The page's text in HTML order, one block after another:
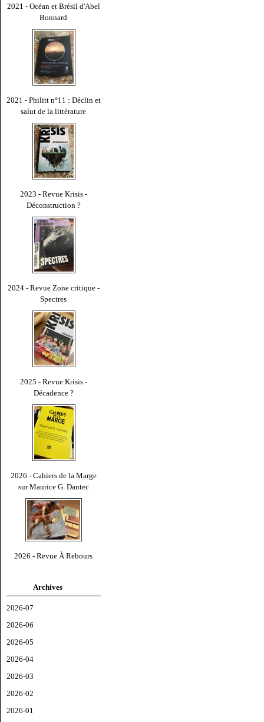
2021 - Océan et Brésil d'Abel
Bonnard
2021 - Philitt n°11 : Déclin et
salut de la littérature
2023 - Revue Krisis -
Déconstruction ?
2024 - Revue Zone critique -
Spectres
2025 - Revue Krisis -
Décadence ?
2026 - Cahiers de la Marge
sur Maurice G. Dantec
2026 - Revue À Rebours
Archives
2026-07
2026-06
2026-05
2026-04
2026-03
2026-02
2026-01